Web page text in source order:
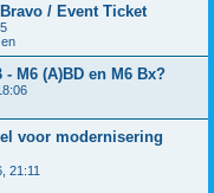
/ Event Ticket
M6 (A)BD en M6 Bx?
voor modernisering
21:11